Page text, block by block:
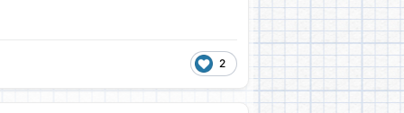
2